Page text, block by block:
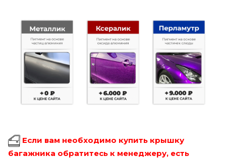
Если вам необходимо купить крышку
багажника обратитесь к менеджеру, есть